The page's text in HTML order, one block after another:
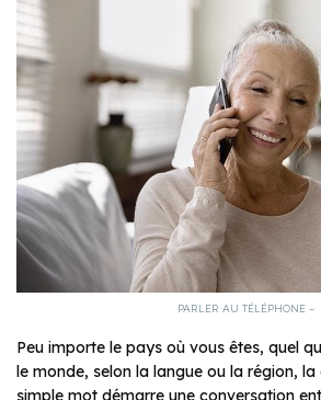
PARLER AU TÉLÉPHONE –
Peu importe le pays où vous êtes, quel
le monde, selon la langue ou la région, la
simple mot démarre une conversation